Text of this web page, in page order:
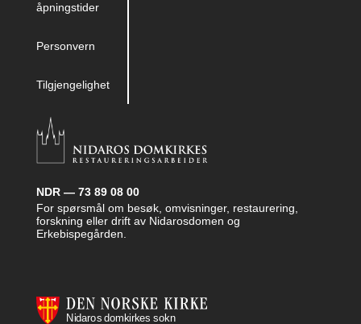
åpningstider
Personvern
Tilgjengelighet
NDR — 73 89 08 00
For spørsmål om besøk, omvisninger, restaurering,
forskning eller drift av Nidarosdomen og
Erkebispegården.